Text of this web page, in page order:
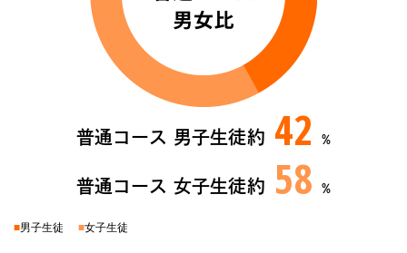
普通コース 男子生徒約 42 %
普通コース 女子生徒約 58 %
■男子生徒 ■女子生徒